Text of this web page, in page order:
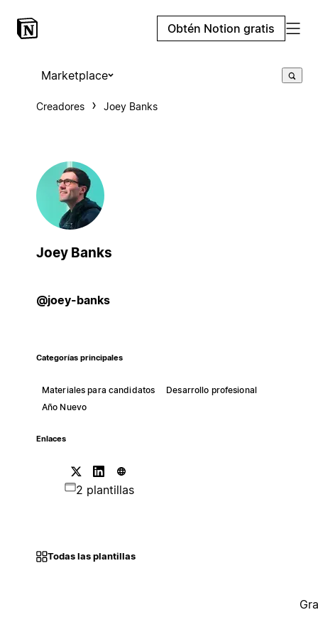
Obtén Notion gratis
Marketplace
Creadores Joey Banks
Joey Banks
@joey-banks
Categorías principales
Materiales para candidatos
Desarrollo profesional
Año Nuevo
Enlaces
2 plantillas
Todas las plantillas